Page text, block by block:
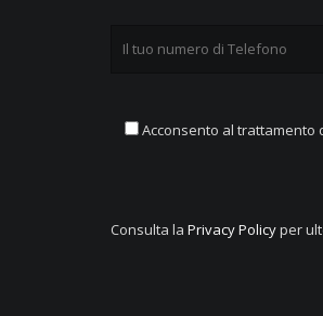
Acconsento al trattamento
Consulta la Privacy Policyper